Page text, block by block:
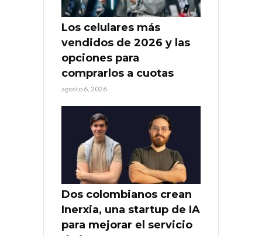
Los celulares más
vendidos de 2026 y las
opciones para
comprarlos a cuotas
agosto 6, 2026
Dos colombianos crean
Inerxia, una startup de IA
para mejorar el servicio